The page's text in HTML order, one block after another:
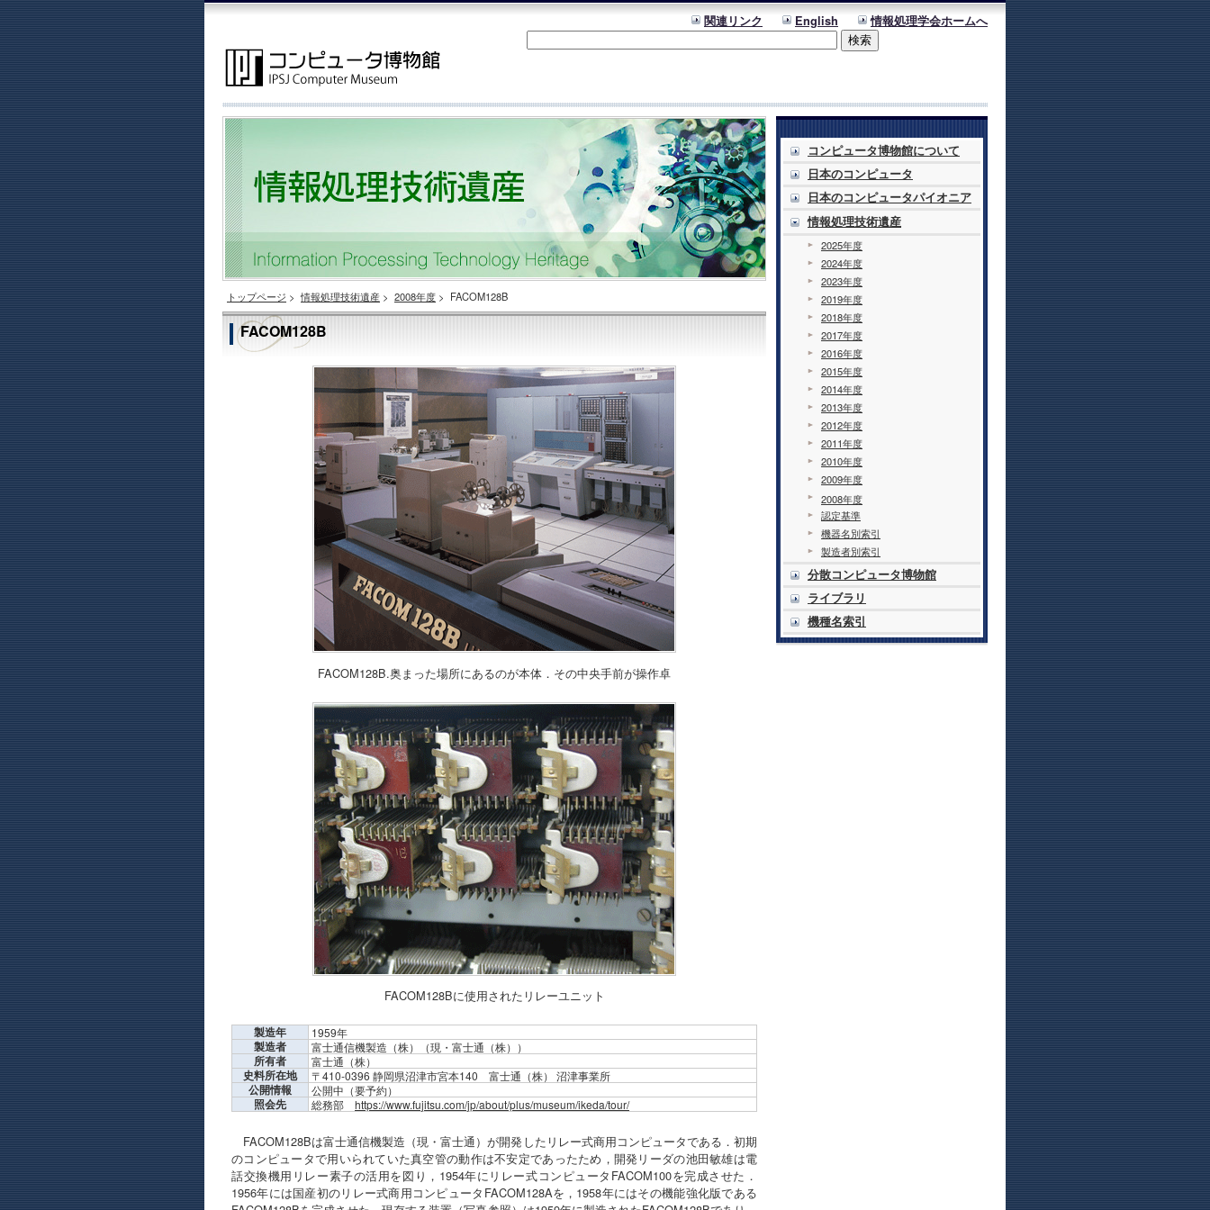
関連リンク English 情報処理学会ホームへ
トップページ > 情報処理技術遺産 > 2008年度 > FACOM128B
FACOM128B
FACOM128B.奥まった場所にあるのが本体．その中央手前が操作卓
FACOM128Bに使用されたリレーユニット
製造年 1959年
製造者 富士通信機製造（株）（現・富士通（株））
所有者 富士通（株）
史料所在地 〒410-0396 静岡県沼津市宮本140 富士通（株） 沼津事業所
公開情報 公開中（要予約）
照会先 総務部 https://www.fujitsu.com/jp/about/plus/museum/ikeda/tour/
FACOM128Bは富士通信機製造（現・富士通）が開発したリレー式商用コンピュータである．初期
のコンピュータで用いられていた真空管の動作は不安定であったため，開発リーダの池田敏雄は電
話交換機用リレー素子の活用を図り，1954年にリレー式コンピュータFACOM100を完成させた．
1956年には国産初のリレー式商用コンピュータFACOM128Aを，1958年にはその機能強化版である
コンピュータ博物館について
日本のコンピュータ
日本のコンピュータパイオニア
情報処理技術遺産
2025年度
2024年度
2023年度
2019年度
2018年度
2017年度
2016年度
2015年度
2014年度
2013年度
2012年度
2011年度
2010年度
2009年度
2008年度
認定基準
機器名別索引
製造者別索引
分散コンピュータ博物館
ライブラリ
機種名索引